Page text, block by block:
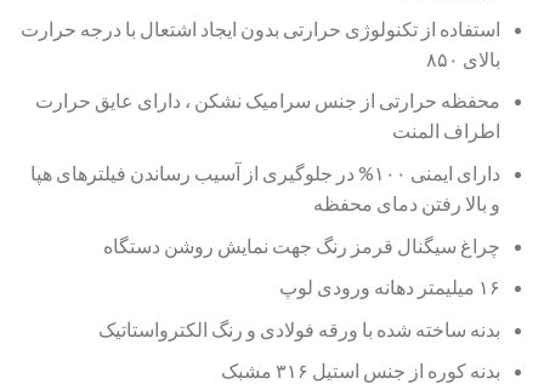
استفاده از تکنولوژی حرارتی بدون ایجاد اشتعال با درجه حرارت
بالای ۸۵۰
محفظه حرارتی از جنس سرامیک نشکن ، دارای عایق حرارت
اطراف المنت
دارای ایمنی ۱۰۰% در جلوگیری از آسیب رساندن فیلترهای هپا
و بالا رفتن دمای محفظه
چراغ سیگنال قرمز رنگ جهت نمایش روشن دستگاه
۱۶ میلیمتر دهانه ورودی لوپ
بدنه ساخته شده با ورقه فولادی و رنگ الکترواستاتیک
بدنه کوره از جنس استیل ۳۱۶ مشبک